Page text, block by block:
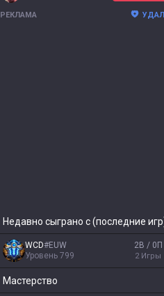
РЕКЛАМА
Недавно сыграно с (последние
WCD#EUW
Уровень 799
2В / 0П
2 Игры
Мастерство